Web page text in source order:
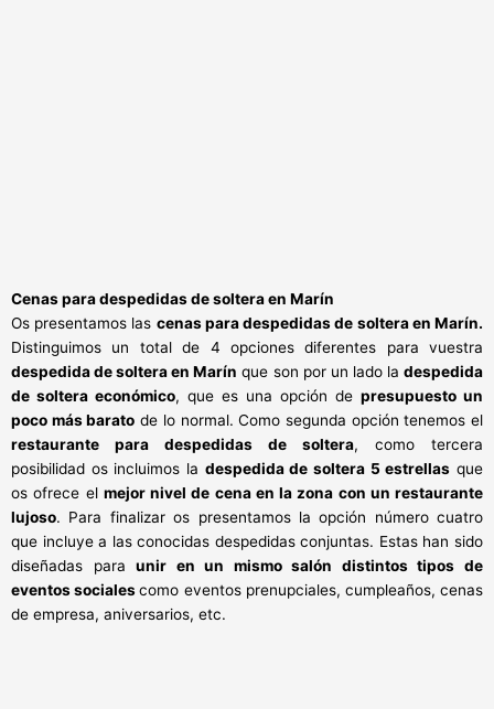
Cenas para despedidas de soltera en Marín
Os presentamos las cenas para despedidas de soltera en Marín.
Distinguimos un total de 4 opciones diferentes para vuestra
despedida de soltera en Marín que son por un lado ladespedida
de soltera económico, que es una opción de presupuesto un
poco más barato de lo normal. Como segunda opción tenemos el
restaurante para despedidas de soltera, como tercera
posibilidad os incluimos la despedida de soltera 5 estrellas que
os ofrece el mejor nivel de cena en la zona con un restaurante
lujoso. Para finalizar os presentamos la opción número cuatro
que incluye a las conocidas despedidas conjuntas. Estas han sido
diseñadas paraunir en un mismo salón distintos tipos de
eventos socialescomo eventos prenupciales, cumpleaños, cenas
de empresa, aniversarios, etc.